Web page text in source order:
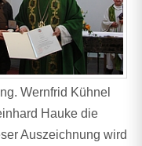
Wernfrid Kühnel
Hauke die
Auszeichnung wird